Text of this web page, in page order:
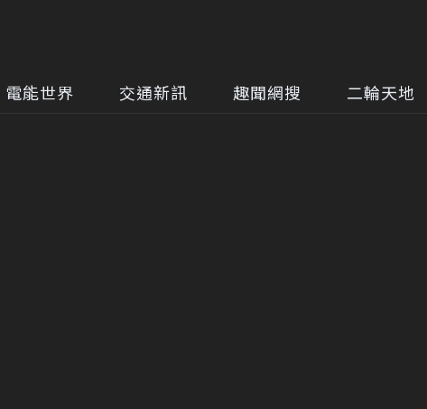
電能世界 交通新訊 趣聞網搜 二輪天地